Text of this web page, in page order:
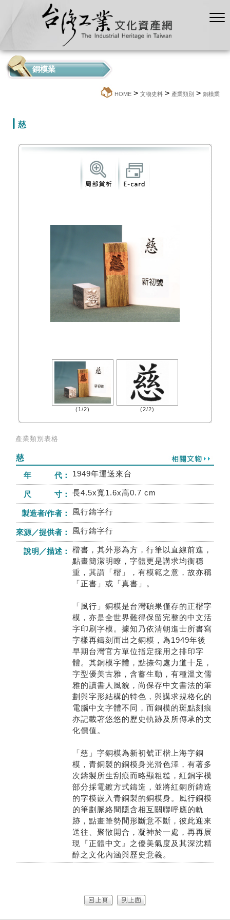
銅模業
HOME > 文物史料 > 產業類別 > 銅模業
慈
(1/2) (2/2)
產業類別表格
慈
年 代：
1949年運送來台
尺 寸： 長4.5x寬1.6x高0.7 cm
製造者/作者： 風行鑄字行
來源／提供者： 風行鑄字行
說明／描述：
楷書，其外形為方，行筆以直線前進，
點畫簡潔明瞭，字體更是講求均衡穩
重，其謂「楷」，有模範之意，故亦稱
「正書」或「真書」。
「風行」銅模是台灣碩果僅存的正楷字
模，亦是全世界難得保留完整的中文活
字印刷字模。據知乃依清朝進士所書寫
字樣再鑄刻而出之銅模，為1949年後
早期台灣官方單位指定採用之排印字
體。其銅模字體，點捺勾處力道十足，
字型優美古雅，含蓄生動，有種溫文儒
雅的讀書人風貌，尚保存中文書法的筆
劃與字形結構的特色，與講求規格化的
電腦中文字體不同，而銅模的斑點刻痕
亦記載著悠悠的歷史軌跡及所傳承的文
化價值。
「慈」字銅模為新初號正楷上海字銅
模，青銅製的銅模身光滑色澤，有著多
次鑄製所生刮痕而略顯粗糙，紅銅字模
部分採電鍍方式鑄造，並將紅銅所鑄造
的字模嵌入青銅製的銅模身。風行銅模
的筆劃脈絡間隱含相互關聯呼應的軌
跡，點畫筆勢間形斷意不斷，彼此迎來
送往、聚散開合，凝神於一處，再再展
現『正體中文』之優美氣度及其深沈精
醇之文化內涵與歷史意義。